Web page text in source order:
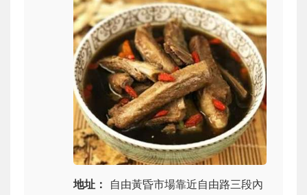
地址：
自由黃昏市場靠近自由路三段內